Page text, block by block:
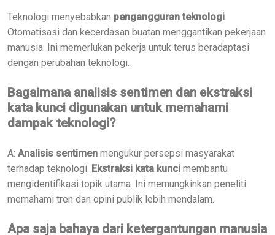
Teknologi menyebabkan pengangguran teknologi
Otomatisasi dan kecerdasan buatan menggantikan pekerjaan
manusia. Ini memerlukan pekerja untuk terus beradaptasi
dengan perubahan teknologi.
Bagaimana analisis sentimen dan ekstraksi
kata kunci digunakan untuk memahami
dampak teknologi?
A: Analisis sentimen mengukur persepsi masyarakat
terhadap teknologi. Ekstraksi kata kunci membantu
mengidentifikasi topik utama. Ini memungkinkan peneliti
memahami tren dan opini publik lebih mendalam.
Apa saja bahaya dari ketergantungan manusia